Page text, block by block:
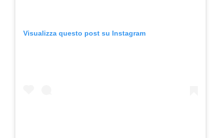
Visualizza questo post su Instagram